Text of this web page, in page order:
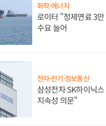
화학·에너지
로이터 "정제연료 3
수요 늘어
전자·전기·정보통신
삼성전자 SK하이닉
지속성 의문"